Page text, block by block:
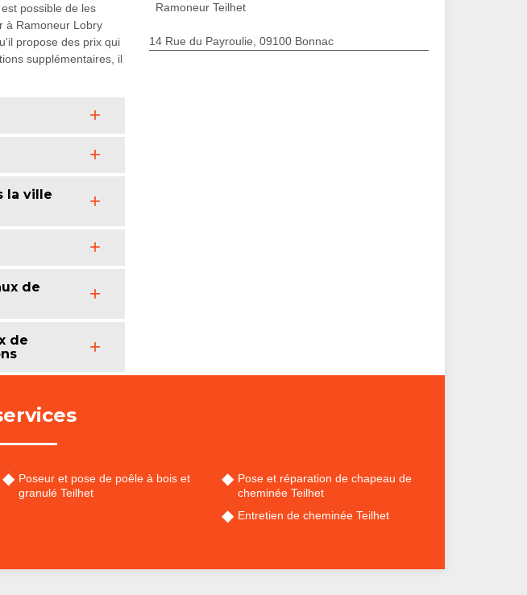
possible de les
à Ramoneur Lobry
propose des prix qui
supplémentaires, il
la ville
de
de
Ramoneur Teilhet
14 Rue du Payroulie, 09100 Bonnac
Poseur et pose de poêle à bois et
granulé Teilhet
Pose et réparation de chapeau de
cheminée Teilhet
Entretien de cheminée Teilhet